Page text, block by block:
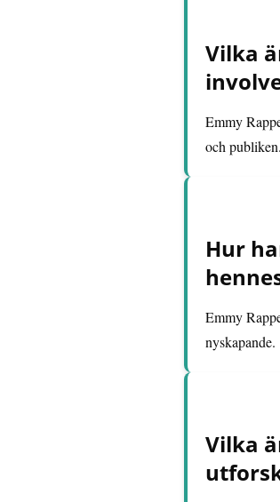
Vilka
Emmy
och publiken.
Hur
Emmy
nyskapande.
Vilka